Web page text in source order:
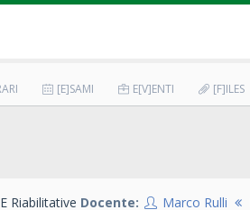
[E]SAMI E[V]ENTI [F]ILES
Riabilitative Docente: Marco Rulli